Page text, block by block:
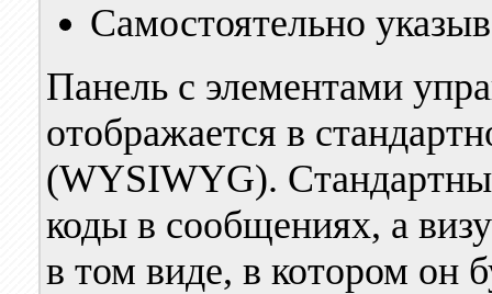
Самостоятельно
Панель с элементами
отображается в
(WYSIWYG).
коды в сообщениях, а
в том виде, в котором он